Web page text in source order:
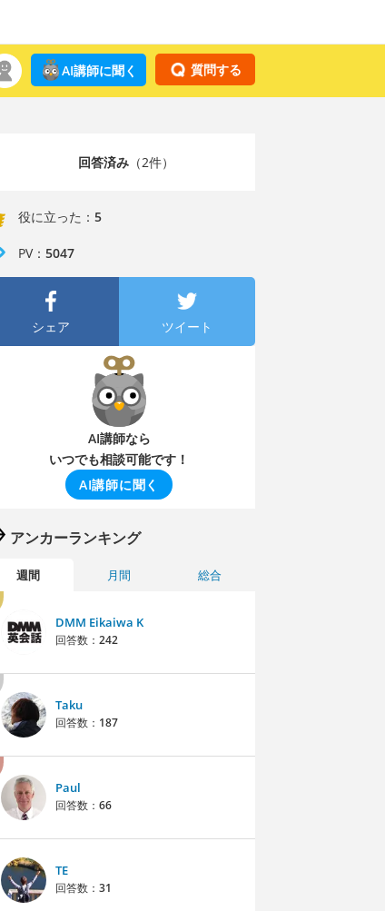
質問する
AI講師に聞く
回答済み（2件）
役に立った： 5
PV： 5047
シェア ツイート
AI講師なら
いつでも相談可能です！
AI講師に聞く
アンカーランキング
週間 月間 総合
DMM Eikaiwa K
回答数： 242
Taku
回答数： 187
Paul
回答数： 66
TE
回答数： 31